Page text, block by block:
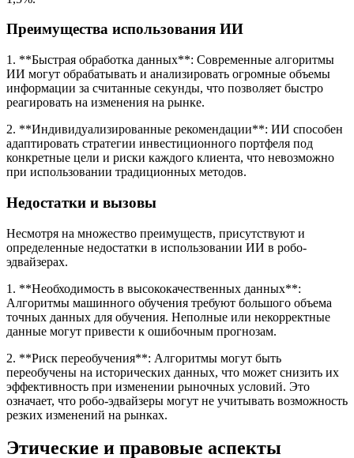
Преимущества использования ИИ
1. **Быстрая обработка данных**: Современные алгоритмы
ИИ могут обрабатывать и анализировать огромные объемы
информации за считанные секунды, что позволяет быстро
реагировать на изменения на рынке.
2. **Индивидуализированные рекомендации**: ИИ способен
адаптировать стратегии инвестиционного портфеля под
конкретные цели и риски каждого клиента, что невозможно
при использовании традиционных методов.
Недостатки и вызовы
Несмотря на множество преимуществ, присутствуют и
определенные недостатки в использовании ИИ в робо-
эдвайзерах.
1. **Необходимость в высококачественных данных**:
Алгоритмы машинного обучения требуют большого объема
точных данных для обучения. Неполные или некорректные
данные могут привести к ошибочным прогнозам.
2. **Риск переобучения**: Алгоритмы могут быть
переобучены на исторических данных, что может снизить их
эффективность при изменении рыночных условий. Это
означает, что робо-эдвайзеры могут не учитывать возможность
резких изменений на рынках.
Этические и правовые аспекты